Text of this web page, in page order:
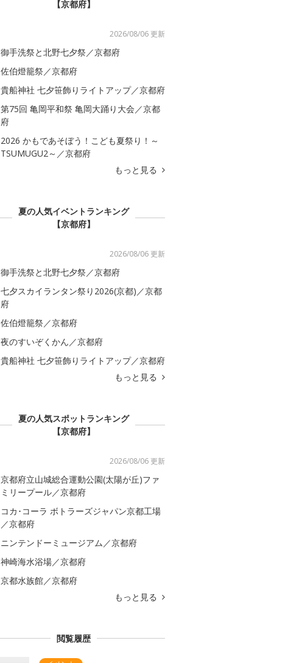
【京都府】
2026/08/06 更新
御手洗祭と北野七夕祭／京都府
佐伯燈籠祭／京都府
貴船神社 七夕笹飾りライトアップ／京都府
第75回 亀岡平和祭 亀岡大踊り大会／京都
府
2026 かもであそぼう！こども夏祭り！～
TSUMUGU2～／京都府
もっと見る
夏の人気イベントランキング
【京都府】
2026/08/06 更新
御手洗祭と北野七夕祭／京都府
七夕スカイランタン祭り2026(京都)／京都
府
佐伯燈籠祭／京都府
夜のすいぞくかん／京都府
貴船神社 七夕笹飾りライトアップ／京都府
もっと見る
夏の人気スポットランキング
【京都府】
2026/08/06 更新
京都府立山城総合運動公園(太陽が丘)ファ
ミリープール／京都府
コカ･コーラ ボトラーズジャパン京都工場
／京都府
ニンテンドーミュージアム／京都府
神崎海水浴場／京都府
京都水族館／京都府
もっと見る
閲覧履歴